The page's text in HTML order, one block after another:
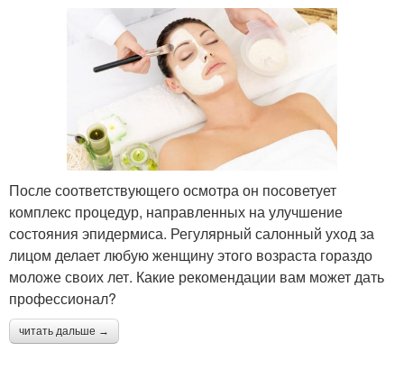
После соответствующего осмотра он посоветует
комплекс процедур, направленных на улучшение
состояния эпидермиса. Регулярный салонный уход за
лицом делает любую женщину этого возраста гораздо
моложе своих лет. Какие рекомендации вам может дать
профессионал?
читать дальше →